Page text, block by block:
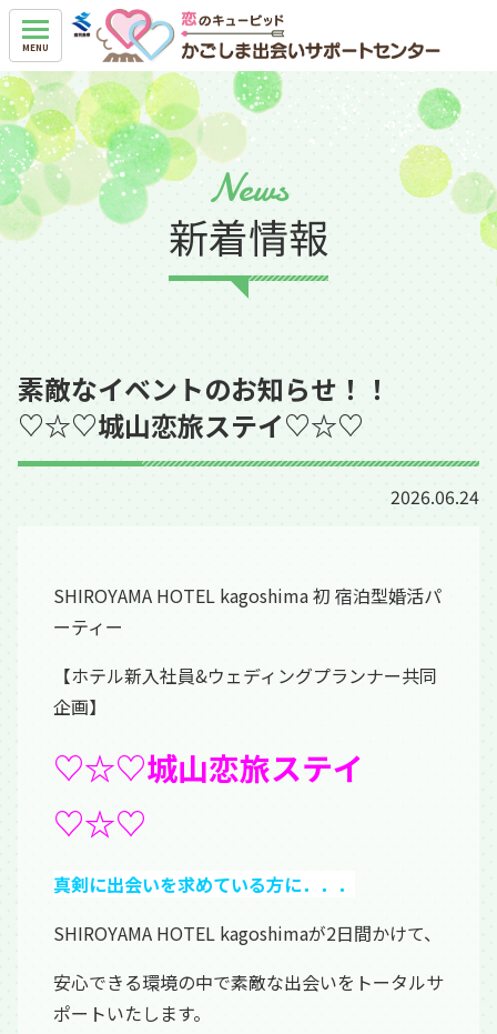
News
新着情報
素敵なイベントのお知らせ！！
♡☆♡城山恋旅ステイ♡☆♡
2026.06.24
SHIROYAMA HOTEL kagoshima 初 宿泊型婚活パ
ーティー
【ホテル新入社員&ウェディングプランナー共同
企画】
♡☆♡城山恋旅ステイ
♡☆♡
真剣に出会いを求めている方に．．．
SHIROYAMA HOTEL kagoshimaが2日間かけて、
安心できる環境の中で素敵な出会いをトータルサ
ポートいたします。